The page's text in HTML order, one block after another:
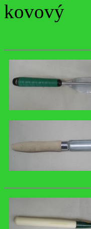
kovový